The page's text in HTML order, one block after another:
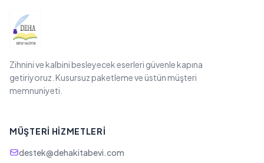
Zihnini ve kalbini besleyecek eserleri güvenle kapına
getiriyoruz. Kusursuz paketleme ve üstün müşteri
memnuniyeti.
MÜŞTERI HIZMETLERI
destek@dehakitabevi.com